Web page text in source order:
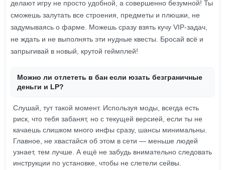
делают игру не просто удобной, а совершенно безумной! Ты
сможешь залутать все строения, предметы и плюшки, не
задумываясь о фарме. Можешь сразу взять кучу VIP-задач,
не ждать и не выполнять эти нудные квесты. Бросай всё и
запрыгивай в новый, крутой геймплей!
Можно ли отлететь в бан если юзать безграничные
деньги и LP?
Слушай, тут такой момент. Используя моды, всегда есть
риск, что тебя забанят, но с текущей версией, если ты не
качаешь слишком много инфы сразу, шансы минимальны.
Главное, не хвастайся об этом в сети — меньше людей
узнает, тем лучше. А ещё не забудь внимательно следовать
инструкции по установке, чтобы не слетели сейвы.